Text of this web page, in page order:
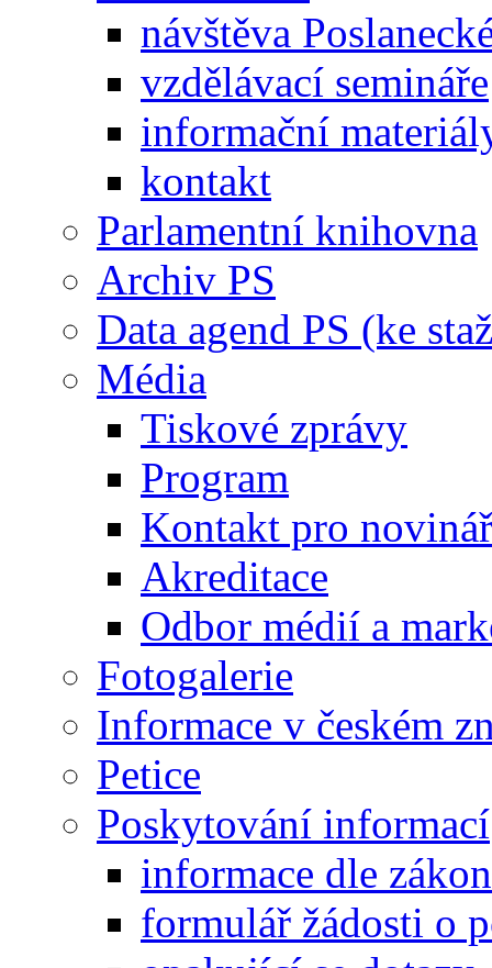
návštěva
vzdělávací semináře
informační
kontakt
Parlamentní knihovna
Archiv PS
Data agend PS (ke
Média
Tiskové zprávy
Program
Kontakt pro
Akreditace
Odbor médií a
Fotogalerie
Informace v českém
Petice
Poskytování informací
informace dle
formulář žádosti o